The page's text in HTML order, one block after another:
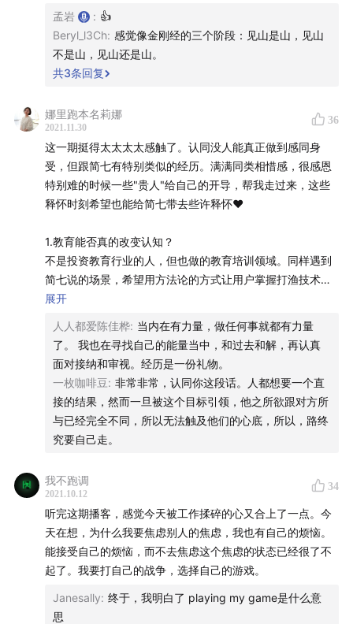
微信公众号：孟岩
了解孟岩正在做的事：搜索「
有知有行 App、小宇宙、喜马拉雅、QQ 音乐、网易云音
乐、苹果播客、微信听书，以及 Overcast、Pocket
Casts、Castro 等泛用型播客客户端。
😊 点击这里下载有知有行 App
后，只忠于自己的冲动，你也可以说它是一种无知无畏的少
年情怀。当自己某天因为这种莽撞受到伤害后，就会转向一
种收缩，开始一种带壳的生活，这个阶段可能持续一阵子，
也可能持续很久，逐渐塑造成了一种新的生活形态，而这种
生活在安全之余又少了一些放肆和乐趣。等哪天伤口痊愈
后，又会转向对外的探索。
人在年少时都有那种勇气，敢于去抉择、示爱、追求，但那
时候的自己是缺少觉知的，一种对于自己想要什么，为什么
要，以及要了后可能要承担什么的觉知，看似义无反顾，实
这个过程里最大化地开启自己的警觉系统，开始对自己和他
人有了一些认识，却又局限在以不安全感为中心的经验世界
里，但这也是智慧的萌芽。第3阶段，伤痛经验转化成了一种
新的自我理解，知道了具体的雷区在哪里，能够辨识出危险
候便从对伤痛的全然捍卫，转向了想要为自己争取。
与大家共勉，祝大家早日穿越2抵达3。
孟岩 : 👍
Beryl_l3Ch: 感觉像金刚经的三个阶段：见山是山，见山
不是山，见山还是山。
共3条回复
娜里跑本名莉娜
2021.11.30
36
这一期挺得太太太太感触了。认同没人能真正做到感同身
受，但跟简七有特别类似的经历。满满同类相惜感，很感恩
特别难的时候一些"贵人"给自己的开导，帮我走过来，这些
释怀时刻希望也能给简七带去些许释怀❤
1.教育能否真的改变认知？
不是投资教育行业的人，但也做的教育培训领域。同样遇到
简七说的场景，希望用方法论的方式让用户掌握打渔技术，
但用户更关心鱼。
在这件事上，曾经跟团队挣扎了很久。一次跟合伙人争执起
来，她说: 娜娜你那些方法很好，它们帮你成长成现在的样
子，但是你知道吗，那些方法是你从读书时代就开始用的，
用了十多年已经成为了你的一部分。而还有很多人根本没有
你那样的条件，环境和机会，他们的生活没有给他们时间
去"长期主义"，他们需要的也许就是下一顿饭的问题。
跨度10年以上的事情，所以家庭，父母成了最重要的影响因
素。而外界真的很难用教育，更准确说是培训的方式去做认
知改变的事情。能影响的往往是本身就有这个认知基础的群
体。
念8分把所有的1分2分的事情都做了会很累。
展开
人人都爱陈佳桦: 当内在有力量，做任何事就都有力量
了。 我也在寻找自己的能量当中，和过去和解，再认真
面对接纳和审视。经历是一份礼物。
一枚咖啡豆: 非常非常，认同你这段话。人都想要一个直
接的结果，然而一旦被这个目标引领，他之所欲跟对方所
与已经完全不同，所以无法触及他们的心底，所以，路终
究要自己走。
我不跑调
2021.10.12
34
听完这期播客，感觉今天被工作揉碎的心又合上了一点。今
天在想，为什么我要焦虑别人的焦虑，我也有自己的烦恼。
能接受自己的烦恼，而不去焦虑这个焦虑的状态已经很了不
起了。我要打自己的战争，选择自己的游戏。
Janesally: 终于，我明白了 playing my game是什么意
思